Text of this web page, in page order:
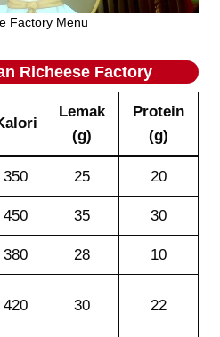
Factory Menu
Richeese Factory
Lemak
(g)
Protein
(g)
350 25 20
450 35 30
380 28 10
420 30 22